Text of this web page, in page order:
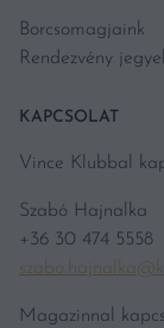
Borcsomagjaink
Rendezvény
KAPCSOLAT
Vince Klubbal
Szabó Hajnalka
+36 30 474 5558
Magazinnal